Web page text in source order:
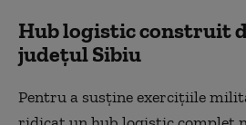
Hub logistic construit
județul Sibiu
Pentru a susține exercițiile